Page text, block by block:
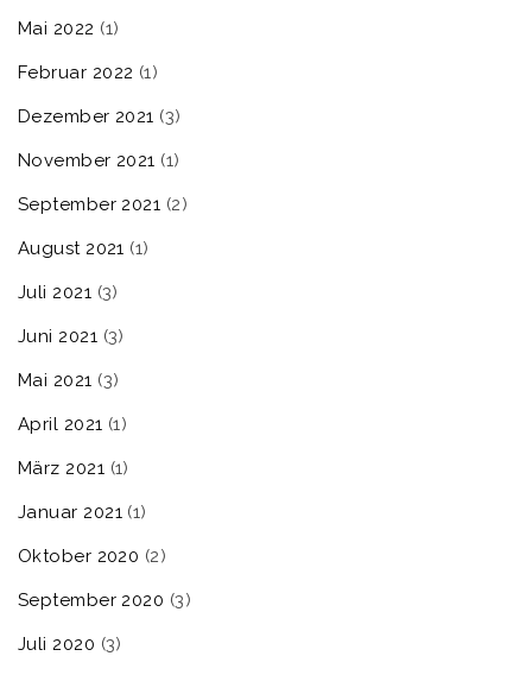
Mai 2022 (1)
Februar 2022 (1)
Dezember 2021 (3)
November 2021 (1)
September 2021 (2)
August 2021 (1)
Juli 2021 (3)
Juni 2021 (3)
Mai 2021 (3)
April 2021 (1)
März 2021 (1)
Januar 2021 (1)
Oktober 2020 (2)
September 2020 (3)
Juli 2020 (3)